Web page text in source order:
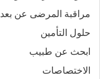
مراقبة المرضى عن بعد
حلول التأمين
ابحث عن طبيب
الاختصاصات